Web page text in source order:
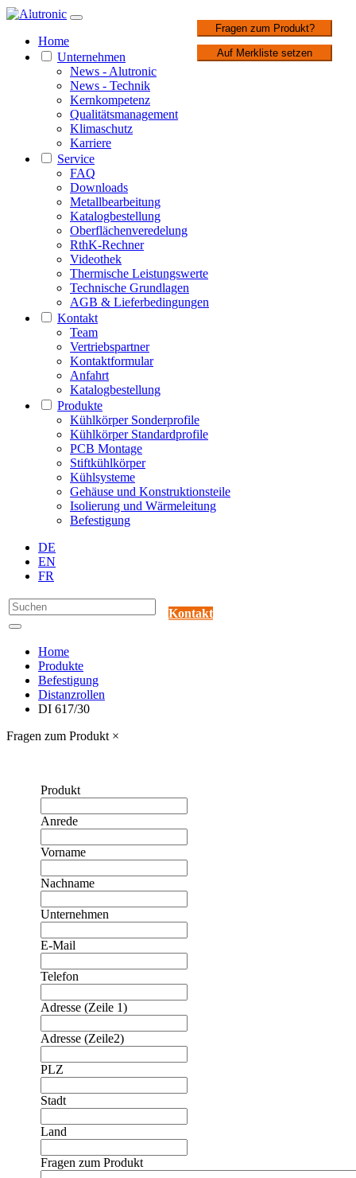
Home
Unternehmen
News - Alutronic
News - Technik
Kernkompetenz
Qualitätsmanagement
Klimaschutz
Karriere
Service
FAQ
Downloads
Metallbearbeitung
Katalogbestellung
Oberflächenveredelung
RthK-Rechner
Videothek
Thermische Leistungswerte
Technische Grundlagen
AGB & Lieferbedingungen
Kontakt
Team
Vertriebspartner
Kontaktformular
Anfahrt
Katalogbestellung
Produkte
Kühlkörper Sonderprofile
Kühlkörper Standardprofile
PCB Montage
Stiftkühlkörper
Kühlsysteme
Gehäuse und Konstruktionsteile
Isolierung und Wärmeleitung
Befestigung
DE
EN
FR
Kontakt
Home
Produkte
Befestigung
Distanzrollen
DI 617/30
Fragen zum Produkt ×
Produkt
Anrede
Vorname
Nachname
Unternehmen
E-Mail
Telefon
Adresse (Zeile 1)
Adresse (Zeile2)
PLZ
Stadt
Land
Fragen zum Produkt
Fragen zum Produkt?
Auf Merkliste setzen
1 / 2